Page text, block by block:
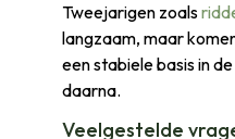
Tweejarigen zoals
langzaam, maar
een stabiele basis in
daarna.
Veelgestelde